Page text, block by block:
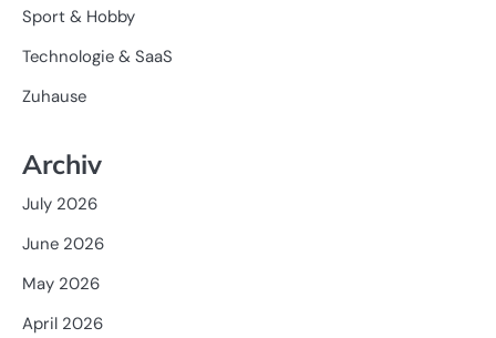
Sport & Hobby
Technologie & SaaS
Zuhause
Archiv
July 2026
June 2026
May 2026
April 2026